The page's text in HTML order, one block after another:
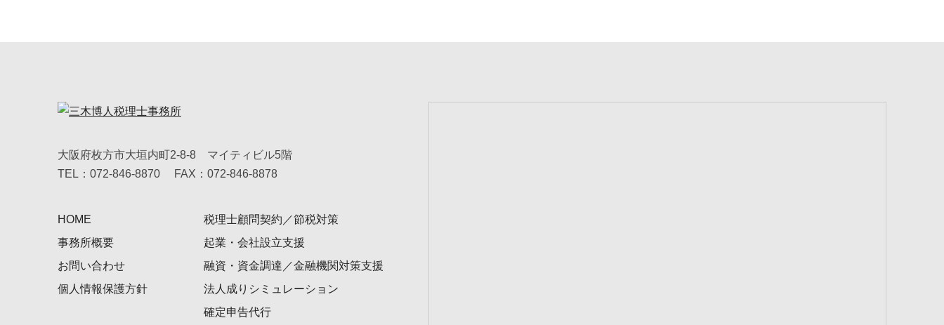
大阪府枚方市大垣内町2-8-8 マイティビル5階
TEL：072-846-8870
FAX：072-846-8878
HOME
事務所概要
お問い合わせ
個人情報保護方針
税理士顧問契約／節税対策
起業・会社設立支援
融資・資金調達／金融機関対策支援
法人成りシミュレーション
確定申告代行